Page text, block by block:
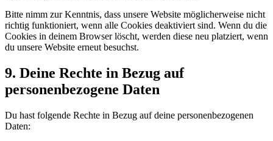
Bitte nimm zur Kenntnis, dass unsere Website möglicherweise nicht
richtig funktioniert, wenn alle Cookies deaktiviert sind. Wenn du die
Cookies in deinem Browser löscht, werden diese neu platziert, wenn
du unsere Website erneut besuchst.
9. Deine Rechte in Bezug auf
personenbezogene Daten
Du hast folgende Rechte in Bezug auf deine personenbezogenen
Daten: